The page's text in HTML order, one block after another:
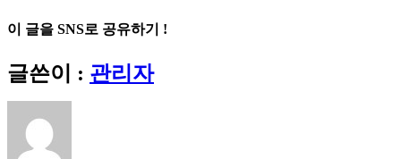
이 글을 SNS로 공유하기 !
Facebook
X
Reddit
LinkedIn
Tumblr
Pinterest
Vk
이
메
일
글쓴이 : 관리자